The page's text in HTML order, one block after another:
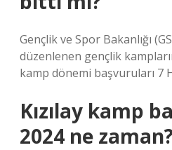
Gençlik ve Spor Bakanlığı
düzenlenen gençlik
kamp dönemi başvuruları 7
Kızılay kamp
2024 ne